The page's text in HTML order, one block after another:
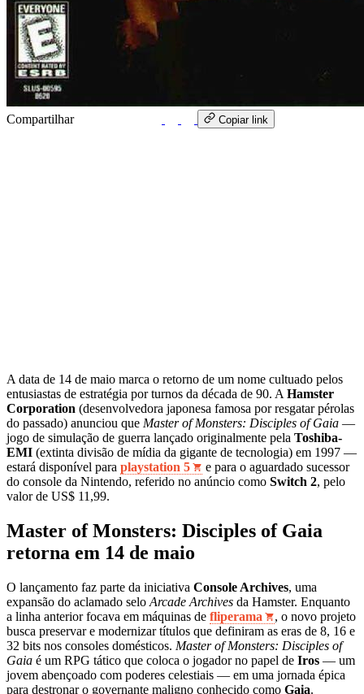
Compartilhar Copiar link
A data de 14 de maio marca o retorno de um nome cultuado pelos
entusiastas de estratégia por turnos da década de 90. A Hamster
Corporation (desenvolvedora japonesa famosa por resgatar pérolas
do passado) anunciou que Master of Monsters: Disciples of Gaia —
jogo de simulação de guerra lançado originalmente pela Toshiba-
EMI (extinta divisão de mídia da gigante de tecnologia) em 1997 —
estará disponível para playstation 5
e para o aguardado sucessor
do console da Nintendo, referido no anúncio como Switch 2, pelo
valor de US$ 11,99.
Master of Monsters: Disciples of Gaia
retorna em 14 de maio
O lançamento faz parte da iniciativa Console Archives, uma
expansão do aclamado selo Arcade Archives da Hamster. Enquanto
a linha anterior focava em máquinas de fliperama
, o novo projeto
busca preservar e modernizar títulos que definiram as eras de 8, 16 e
32 bits nos consoles domésticos. Master of Monsters: Disciples of
Gaia é um RPG tático que coloca o jogador no papel de Iros — um
jovem abençoado com poderes celestiais — em uma jornada épica
para destronar o governante maligno conhecido como Gaia.